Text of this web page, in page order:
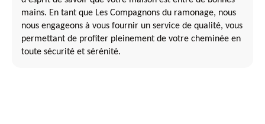
mains. En tant que Les Compagnons du ramonage, nous
nous engageons à vous fournir un service de qualité, vous
permettant de profiter pleinement de votre cheminée en
toute sécurité et sérénité.